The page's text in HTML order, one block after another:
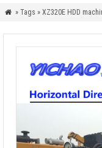
 » Tags » XZ320E HDD